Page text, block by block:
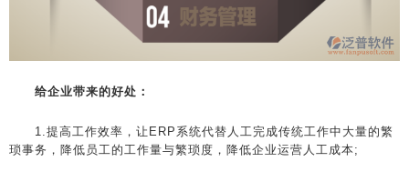
给企业带来的好处：
1.提高工作效率，让ERP系统代替人工完成传统工作中大量的繁
琐事务，降低员工的工作量与繁琐度，降低企业运营人工成本;